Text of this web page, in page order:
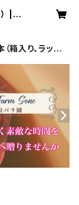
| R
箱入り、ラッピ